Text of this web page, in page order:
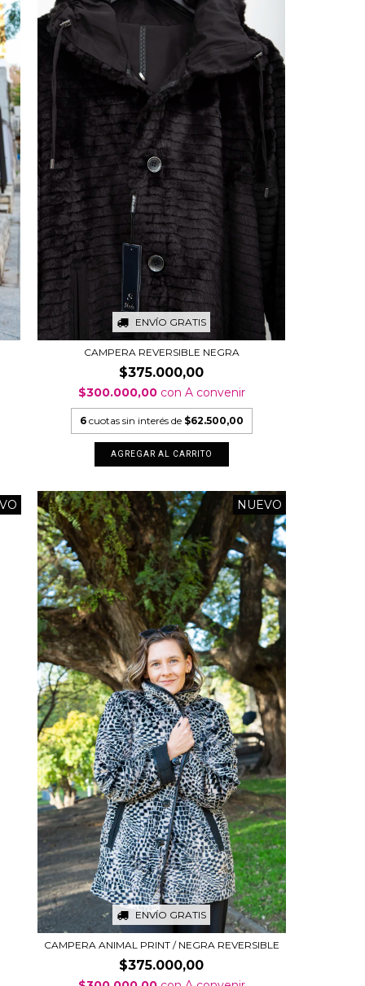
ENVÍO GRATIS
CAMPERA REVERSIBLE NEGRA
$375.000,00
$300.000,00 con A convenir
6 cuotas sin interés de $62.500,00
AGREGAR AL CARRITO
ENVÍO GRATIS
NUEVO
CAMPERA ANIMAL PRINT / NEGRA REVERSIBLE
$375.000,00